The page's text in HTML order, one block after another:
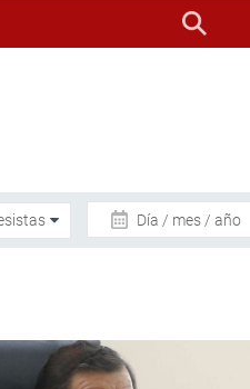
Día / mes / año